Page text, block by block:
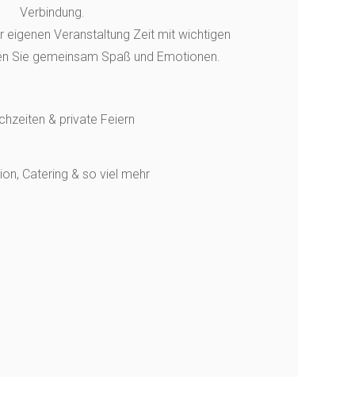
Verbindung.
eigenen Veranstaltung Zeit mit wichtigen
Sie gemeinsam Spaß und Emotionen.